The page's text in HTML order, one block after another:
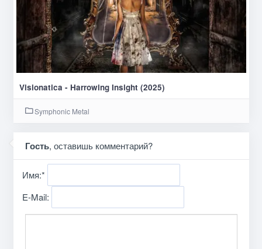
Visionatica - Harrowing Insight (2025)
Symphonic Metal
Гость, оставишь комментарий?
Имя:*
E-Mail: